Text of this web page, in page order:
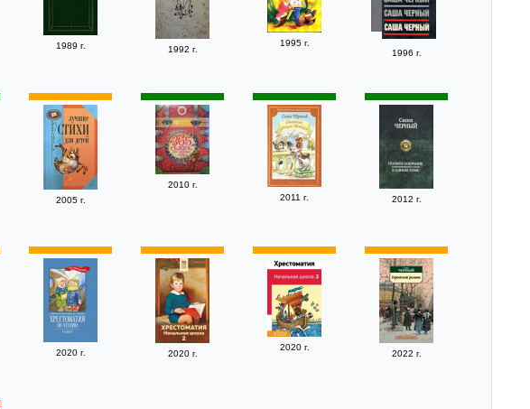
1989 г.
1992 г.
1995 г.
1996 г.
2005 г.
2010 г.
2011 г.
2012 г.
2020 г. 2020 г.
2020 г.
2022 г.